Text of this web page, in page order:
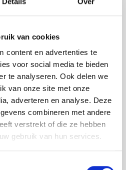
van cookies
content en advertenties te
voor social media te bieden
te analyseren. Ook delen we
van onze site met onze
adverteren en analyse. Deze
combineren met andere
verstrekt of die ze hebben
gebruik van hun services.
mij terug
- 760 97 28
in